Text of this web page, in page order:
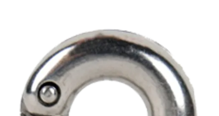
Komfort
VVS
Motor/Styring